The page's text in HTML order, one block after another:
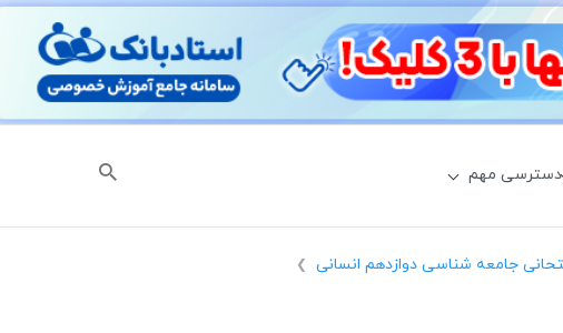
دسترسی مهم
جامعه شناسی دوازدهم انسانی ❯